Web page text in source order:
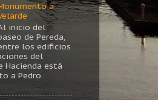
a
inicio del
de Pereda,
los edificios
del
Hacienda está
a Pedro